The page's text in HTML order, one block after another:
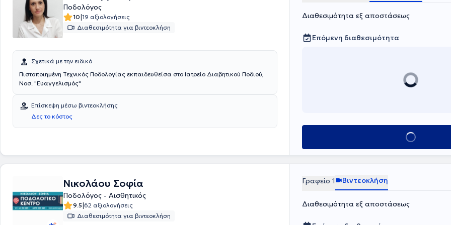
Ποδολόγος
10|19 αξιολογήσεις
Διαθεσιμότητα για βιντεοκλήση
Σχετικά με την ειδικό
Πιστοποιημένη Τεχνικός Ποδολογίας εκπαιδευθείσα στο Ιατρείο Διαβητικού Ποδιού,
Νοσ. "Ευαγγελισμός"
Επίσκεψη μέσω βιντεοκλήσης
Δες το κόστος
Διαθεσιμότητα εξ αποστάσεως
Επόμενη διαθεσιμότητα
Κλείσε ραντεβού
Νικολάου Σοφία
Ποδολόγος - Αισθητικός
9.5|62 αξιολογήσεις
Διαθεσιμότητα για βιντεοκλήση
Γραφείο 1 Βιντεοκλήση
Διαθεσιμότητα εξ αποστάσεως